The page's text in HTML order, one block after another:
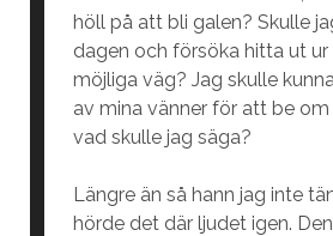
höll på att bli galen? Skulle
dagen och försöka hitta ut
möjliga väg? Jag skulle
av mina vänner för att be
vad skulle jag säga?
Längre än så hann jag inte
hörde det där ljudet igen.